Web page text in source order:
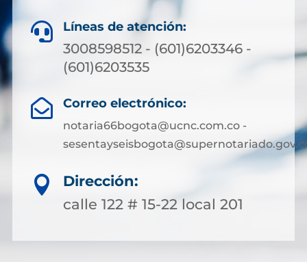
 Líneas de atención:
3008598512 - (601)6203346 -
(601)6203535
 Correo electrónico:
notaria66bogota@ucnc.com.co -

Dirección:
calle 122 # 15-22 local 201